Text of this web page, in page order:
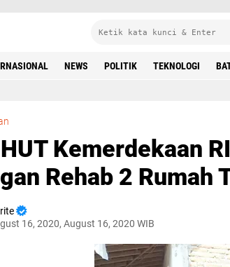
NEWS POLITIK TEKNOLOGI
Kemerdekaan
Rehab 2 Rumah
16, 2020, August 16, 2020 WIB